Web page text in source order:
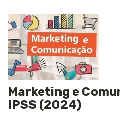
Marketing e
IPSS (2024)